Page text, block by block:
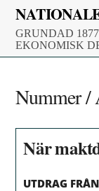
Skip
content
GRUNDAD
EKONOMISK
Nummer /
När
UTDRAG